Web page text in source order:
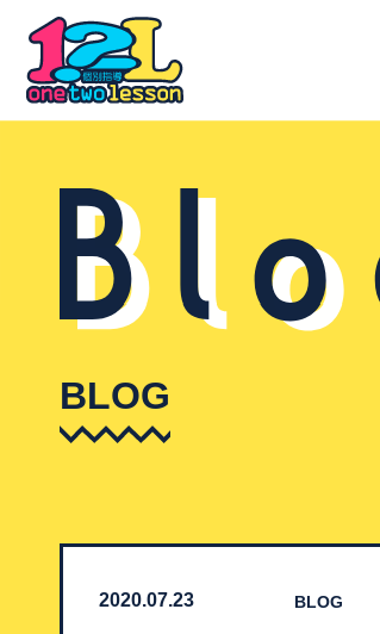
BLOG
2020.07.23 BLOG